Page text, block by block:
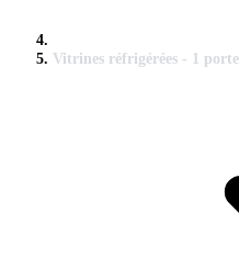
Vitrines réfrigérées - 1 porte